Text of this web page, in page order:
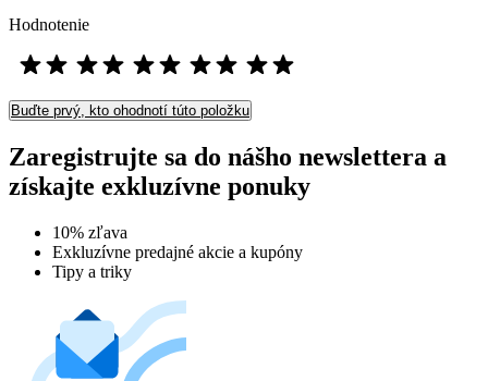
Hodnotenie
Buďte prvý, kto ohodnotí túto položku
Zaregistrujte sa do nášho newslettera a
získajte exkluzívne ponuky
10% zľava
Exkluzívne predajné akcie a kupóny
Tipy a triky